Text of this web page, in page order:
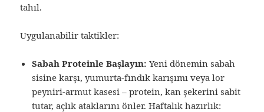
tahıl.
Uygulanabilir taktikler:
Sabah Proteinle Başlayın: Yeni dönemin sabah
sisine karşı, yumurta-fındık karışımı veya lor
peyniri-armut kasesi – protein, kan şekerini sabit
tutar, açlık ataklarını önler. Haftalık hazırlık: